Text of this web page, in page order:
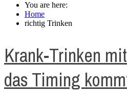
You are here:
Home
richtig Trinken
Krank-Trinken
das Timing